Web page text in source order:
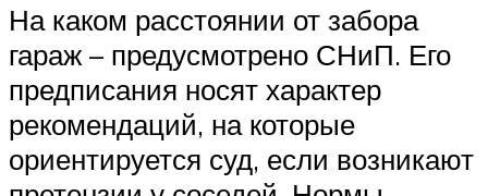
На каком расстоянии от забора
гараж – предусмотрено СНиП. Его
предписания носят характер
рекомендаций, на которые
ориентируется суд, если возникают